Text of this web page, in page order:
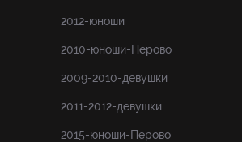
2012-юноши
2010-юноши-Перово
2009-2010-девушки
2011-2012-девушки
2015-юноши-Перово